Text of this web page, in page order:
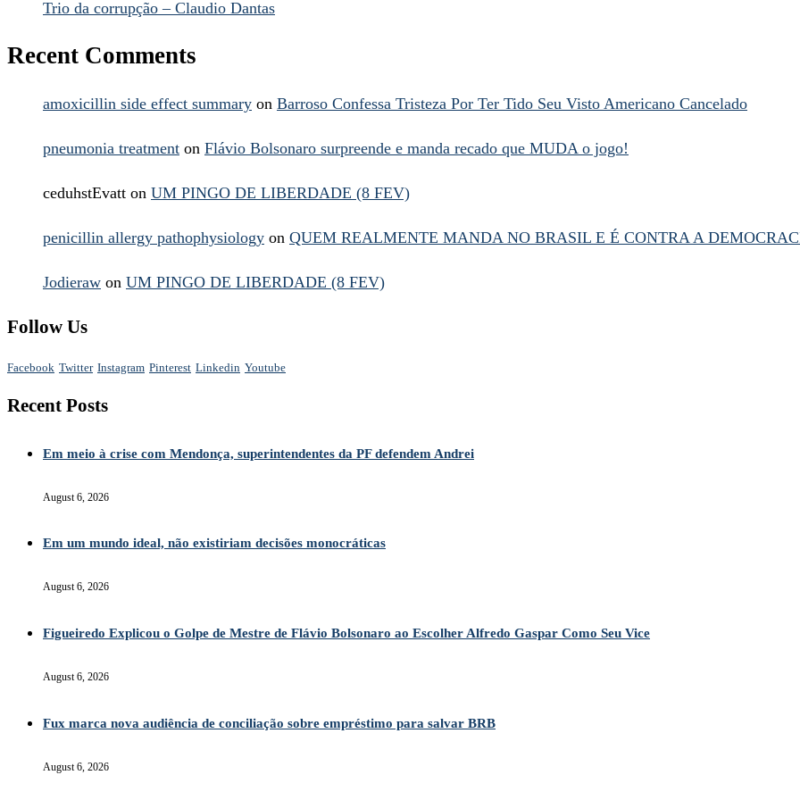
Trio da corrupção – Claudio Dantas
Recent Comments
amoxicillin side effect summary on Barroso Confessa Tristeza Por Ter Tido Seu Visto Americano Cancelado
pneumonia treatment on Flávio Bolsonaro surpreende e manda recado que MUDA o jogo!
ceduhstEvatt on UM PINGO DE LIBERDADE (8 FEV)
penicillin allergy pathophysiology on QUEM REALMENTE MANDA NO BRASIL E É CONTRA A
Jodieraw on UM PINGO DE LIBERDADE (8 FEV)
Follow Us
Facebook Twitter Instagram Pinterest Linkedin Youtube
Recent Posts
Em meio à crise com Mendonça, superintendentes da PF defendem Andrei
August 6, 2026
Em um mundo ideal, não existiriam decisões monocráticas
August 6, 2026
Figueiredo Explicou o Golpe de Mestre de Flávio Bolsonaro ao Escolher Alfredo Gaspar Como Seu Vice
August 6, 2026
Fux marca nova audiência de conciliação sobre empréstimo para salvar BRB
August 6, 2026